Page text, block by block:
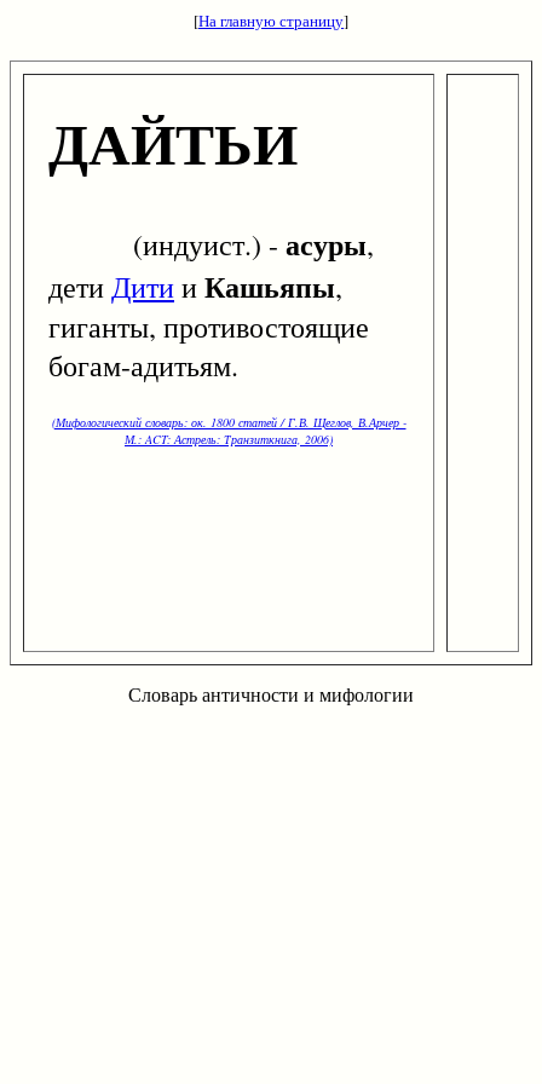
[На главную страницу]
ДАЙТЬИ
(индуист.) - асуры,
детиДитииКашьяпы,
гиганты, противостоящие
богам-адитьям.
(Мифологический словарь: ок. 1800 статей / Г.В. Щеглов, В.Арчер -
М.: ACT: Астрель: Транзиткнига, 2006)
Словарь античности и мифологии